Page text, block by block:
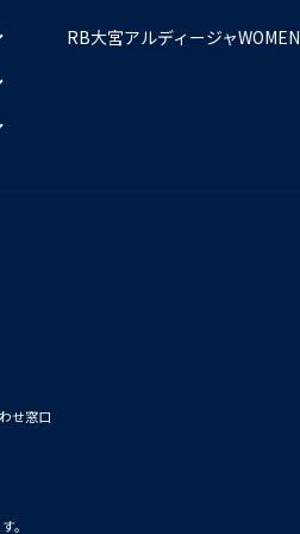
RB大宮アルディージャWOMEN
せ窓口
。